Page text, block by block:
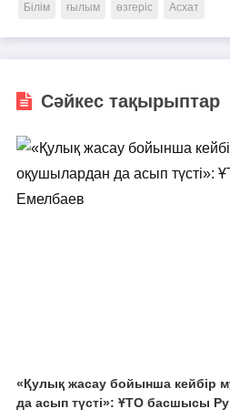
Білім ғылым өзгеріс Асхат
Сәйкес тақырыптар
«Қулық жасау бойынша кейбір
да асып түсті»: ҰТО басшысы Ру